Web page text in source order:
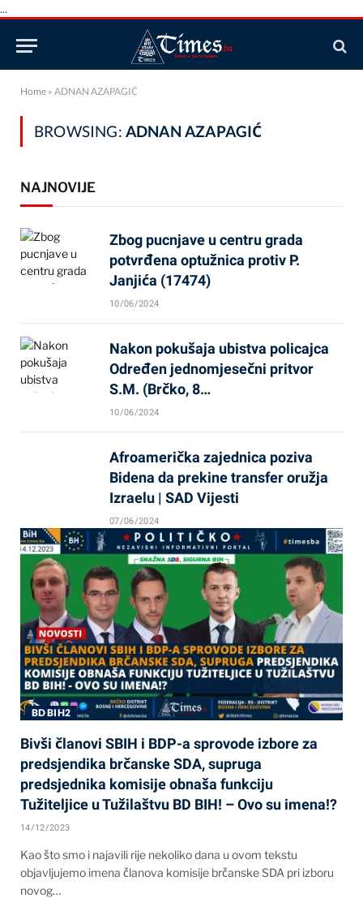
...
Home » ADNAN AZAPAGIĆ
BROWSING: ADNAN AZAPAGIĆ
NAJNOVIJE
Zbog pucnjave u centru grada
potvrđena optužnica protiv P.
Janjića (17474)
10/06/2024
Nakon pokušaja ubistva policajca
Određen jednomjesečni pritvor
S.M. (Brčko, 8…
10/06/2024
Afroamerička zajednica poziva
Bidena da prekine transfer oružja
Izraelu | SAD Vijesti
07/06/2024
BD BIH2
Bivši članovi SBIH i BDP-a sprovode izbore za
predsjendika brčanske SDA, supruga
predsjednika komisije obnaša funkciju
Tužiteljice u Tužilaštvu BD BIH! – Ovo su imena!?
14/12/2023
Kao što smo i najavili rije nekoliko dana u ovom tekstu
objavljujemo imena članova komisije brčanske SDA pri izboru
novog…